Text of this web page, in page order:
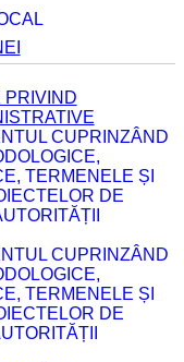
PRIVIND
CUPRINZÂND
TERMENELE ȘI
DE
CUPRINZÂND
TERMENELE ȘI
DE